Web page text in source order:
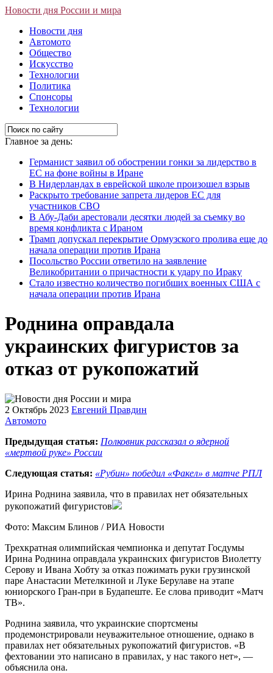
Новости дня России и мира
Новости дня
Автомото
Общество
Искусство
Технологии
Политика
Спонсоры
Технологии
Главное за день:
Германист заявил об обострении гонки за лидерство в
ЕС на фоне войны в Иране
В Нидерландах в еврейской школе произошел взрыв
Раскрыто требование запрета лидеров ЕС для
участников СВО
В Абу-Даби арестовали десятки людей за съемку во
время конфликта с Ираном
Трамп допускал перекрытие Ормузского пролива еще до
начала операции против Ирана
Посольство России ответило на заявление
Великобритании о причастности к удару по Ираку
Стало известно количество погибших военных США с
начала операции против Ирана
Роднина оправдала
украинских фигуристов за
отказ от рукопожатий
2 Октябрь 2023 Евгений Правдин
Автомото
Предыдущая статья: Полковник рассказал о ядерной
«мертвой руке» России
Следующая статья: «Рубин» победил «Факел» в матче РПЛ
Ирина Роднина заявила, что в правилах нет обязательных
рукопожатий фигуристов
Фото: Максим Блинов / РИА Новости
Трехкратная олимпийская чемпионка и депутат Госдумы
Ирина Роднина оправдала украинских фигуристов Виолетту
Серову и Ивана Хобту за отказ пожимать руки грузинской
паре Анастасии Метелкиной и Луке Берулаве на этапе
юниорского Гран-при в Будапеште. Ее слова приводит «Матч
ТВ».
Роднина заявила, что украинские спортсмены
продемонстрировали неуважительное отношение, однако в
правилах нет обязательных рукопожатий фигуристов. «В
фехтовании это написано в правилах, у нас такого нет», —
объяснила она.